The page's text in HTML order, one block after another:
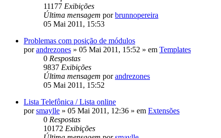
11177 Exibições
Última mensagem porbrunnopereira
05 Mai 2011, 15:53
Problemas com posição de módulos
porandrezones » 05 Mai 2011, 15:52 » em Templates
0 Respostas
9837 Exibições
Última mensagem porandrezones
05 Mai 2011, 15:52
Lista Telefônica / Lista online
porsmaylle » 05 Mai 2011, 12:36 » em Extensões
0 Respostas
10172 Exibições